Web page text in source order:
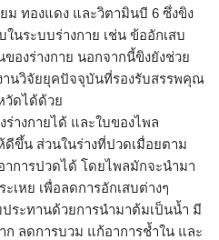
ม ทองแดง และวิตามินบี 6 ซึ่งขิง
นระบบร่างกาย เช่น ข้ออักเสบ
องร่างกาย นอกจากนี้ขิงยังช่วย
นวิจัยยุคปัจจุบันที่รองรับสรรพคุณ
วัดได้ด้วย
างกายได้ และใบของไพล
ดีขึ้น ส่วนในร่างที่ปวดเมื่อยตาม
การปวดได้ โดยไพลมักจะนำมา
เหย เพื่อลดการอักเสบต่างๆ
ระทานด้วยการนำมาต้มเป็นน้ำ มี
ก ลดการบวม แก้อาการช้ำใน และ